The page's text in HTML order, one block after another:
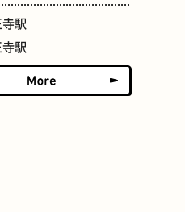
寺駅
寺駅